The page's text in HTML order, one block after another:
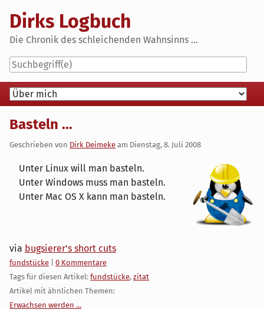
content
Dirks Logbuch
Die Chronik des schleichenden Wahnsinns ...
Navigation
Basteln ...
Geschrieben von Dirk Deimeke am Dienstag, 8. Juli 2008
Unter Linux will man basteln.
Unter Windows muss man basteln.
Unter Mac OS X kann man basteln.
via bugsierer's short cuts
Kategorien:
fundstücke
0 Kommentare
Tags für diesen Artikel: fundstücke, zitat
Artikel mit ähnlichen Themen:
Erwachsen werden ...